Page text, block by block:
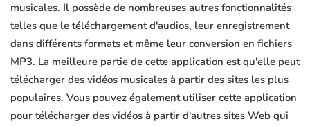
musicales. Il possède de nombreuses autres fonctionnalités
telles que le téléchargement d'audios, leur enregistrement
dans différents formats et même leur conversion en fichiers
MP3. La meilleure partie de cette application est qu'elle peut
télécharger des vidéos musicales à partir des sites les plus
populaires. Vous pouvez également utiliser cette application
pour télécharger des vidéos à partir d'autres sites Web qui